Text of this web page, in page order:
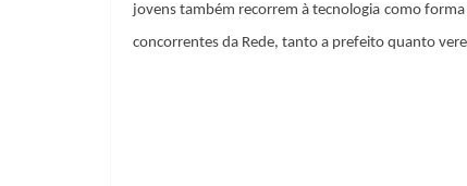
jovens também recorrem à tecnologia como
concorrentes da Rede, tanto a prefeito quanto